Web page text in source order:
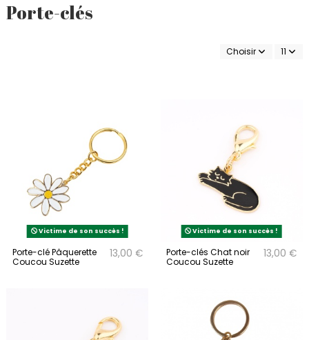
Porte-clés
Choisir 11
Victime de son succès !
Porte-clé Pâquerette
Coucou Suzette
13,00 €
Victime de son succès !
Porte-clés Chat noir
Coucou Suzette
13,00 €